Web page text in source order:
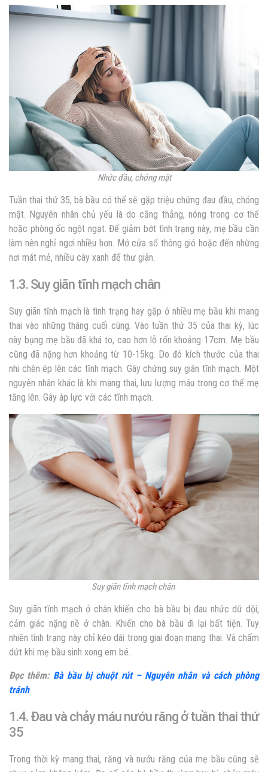
Nhức đầu, chóng mặt
Tuần thai thứ 35, bà bầu có thể sẽ gặp triệu chứng đau đầu, chóng
mặt. Nguyên nhân chủ yếu là do căng thẳng, nóng trong cơ thể
hoặc phòng ốc ngột ngạt. Để giảm bớt tình trạng này, mẹ bầu cần
làm nên nghỉ ngơi nhiều hơn. Mở cửa sổ thông gió hoặc đến những
nơi mát mẻ, nhiều cây xanh để thư giãn.
1.3. Suy giãn tĩnh mạch chân
Suy giãn tĩnh mạch là tình trạng hay gặp ở nhiều mẹ bầu khi mang
thai vào những tháng cuối cùng. Vào tuần thứ 35 của thai kỳ, lúc
này bụng mẹ bầu đã khá to, cao hơn lỗ rốn khoảng 17cm. Mẹ bầu
cũng đã nặng hơn khoảng từ 10-15kg. Do đó kích thước của thai
nhi chèn ép lên các tĩnh mạch. Gây chứng suy giãn tĩnh mạch. Một
nguyên nhân khác là khi mang thai, lưu lượng máu trong cơ thể mẹ
tăng lên. Gây áp lực với các tĩnh mạch.
Suy giãn tĩnh mạch chân
Suy giãn tĩnh mạch ở chân khiến cho bà bầu bị đau nhức dữ dội,
cảm giác nặng nề ở chân. Khiến cho bà bầu đi lại bất tiện. Tuy
nhiên tình trạng này chỉ kéo dài trong giai đoạn mang thai. Và chấm
dứt khi mẹ bầu sinh xong em bé.
Đọc thêm: Bà bầu bị chuột rút – Nguyên nhân và cách phòng
tránh
1.4. Đau và chảy máu nướu răng ở tuần thai thứ
35
Trong thời kỳ mang thai, răng và nướu răng của mẹ bầu cũng sẽ